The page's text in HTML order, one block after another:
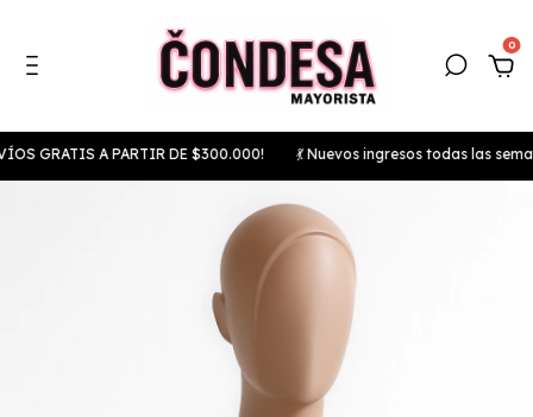
0
A PARTIR DE $300.000! 💃 Nuevos ingresos todas las semanas